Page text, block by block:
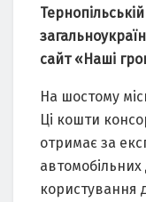
сайт «Наші
На шостому
Ці кошти
отримає за
автомобільних
користування